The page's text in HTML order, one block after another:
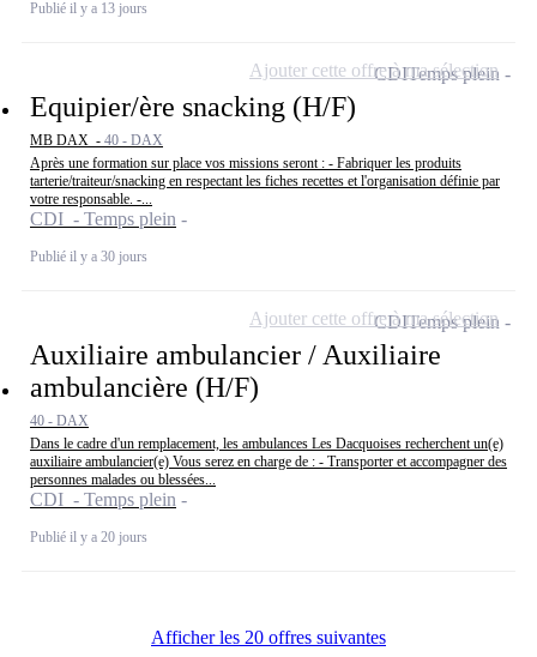
Publié il y a 13 jours
Equipier/ère snacking (H/F)
MB DAX - 40 - DAX
Après une formation sur place vos missions seront : - Fabriquer les produits
tarterie/traiteur/snacking en respectant les fiches recettes et l'organisation définie par
votre responsable. -...
CDI - Temps plein
Publié il y a 30 jours
CDITemps plein
Ajouter cette offre à ma sélection
Auxiliaire ambulancier / Auxiliaire
ambulancière (H/F)
40 - DAX
Dans le cadre d'un remplacement, les ambulances Les Dacquoises recherchent un(e)
auxiliaire ambulancier(e) Vous serez en charge de : - Transporter et accompagner des
personnes malades ou blessées...
CDI - Temps plein
Publié il y a 20 jours
CDITemps plein
Ajouter cette offre à ma sélection
Afficher les 20 offres suivantes